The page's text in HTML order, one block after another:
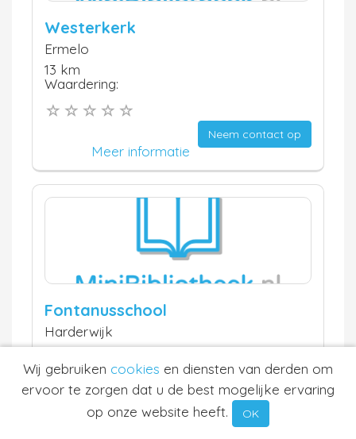
Westerkerk
Ermelo
13 km
Waardering:
Neem contact op
Meer informatie
Fontanusschool
Harderwijk
13.2 km
Waardering:
Neem contact op
Wij gebruiken cookies en diensten van derden om
ervoor te zorgen dat u de best mogelijke ervaring
op onze website heeft.
OK